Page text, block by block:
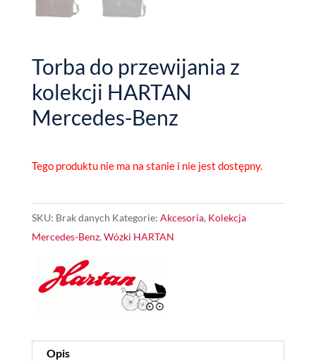
Torba do przewijania z
kolekcji HARTAN
Mercedes-Benz
Tego produktu nie ma na stanie i nie jest dostępny.
SKU: Brak danych Kategorie: Akcesoria, Kolekcja
Mercedes-Benz, Wózki HARTAN
Opis